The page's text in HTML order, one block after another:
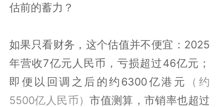
估前的蓄力？
如果只看财务，这个估值并不便宜：2025
年营收7亿元人民币，亏损超过46亿元；
即便以回调之后的约6300亿港元
（约
5500亿人民币）市值测算，市销率也超过